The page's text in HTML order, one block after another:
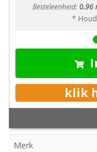
Besteleenheid:0.96
*
klik
Merk